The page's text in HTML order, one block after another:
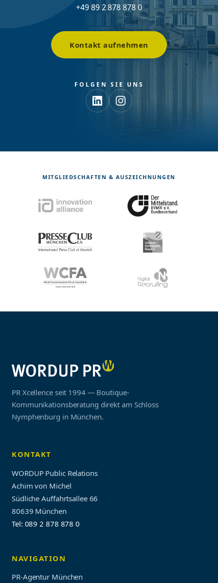
+49 89 2 878 878 0
Kontakt aufnehmen
FOLGEN SIE UNS
MITGLIEDSCHAFTEN & AUSZEICHNUNGEN
PR Xcellence seit 1994 — Boutique-
Kommunikationsberatung direkt am Schloss
Nymphenburg in München.
KONTAKT
WORDUP Public Relations
Achim von Michel
Südliche Auffahrtsallee 66
80639 München
Tel: 089 2 878 878 0
NAVIGATION
PR-Agentur München